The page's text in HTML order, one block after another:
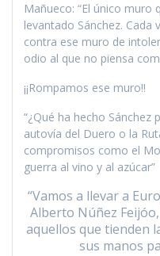
Mañueco: “El único muro
levantado Sánchez.
contra ese muro de
odio al que no piensa
¡¡Rompamos ese muro!!
“¿Qué ha hecho Sánchez
autovía del Duero o la
compromisos como el
guerra al vino y al azúcar”
“Vamos a llevar a
Alberto Núñez
aquellos que tienden
sus manos